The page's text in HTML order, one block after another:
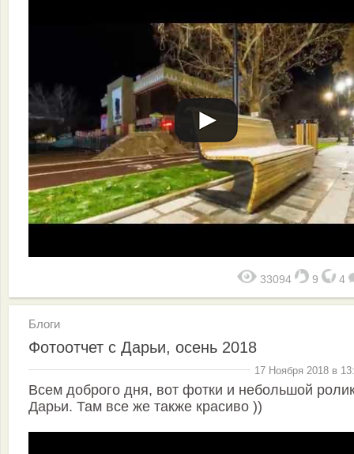
33094 9 4
Блоги
Фотоотчет с Дарьи, осень 2018
17 Ноября 2018 в
Всем доброго дня, вот фотки и небольшой
Дарьи. Там все же также красиво ))